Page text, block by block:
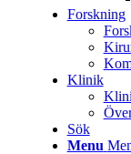
Forskning
Klinik
Sök
Menu